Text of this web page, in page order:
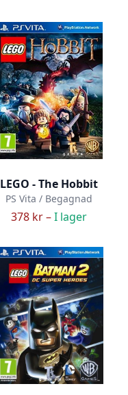
LEGO - The Hobbit
PS Vita / Begagnad
378 kr –I lager